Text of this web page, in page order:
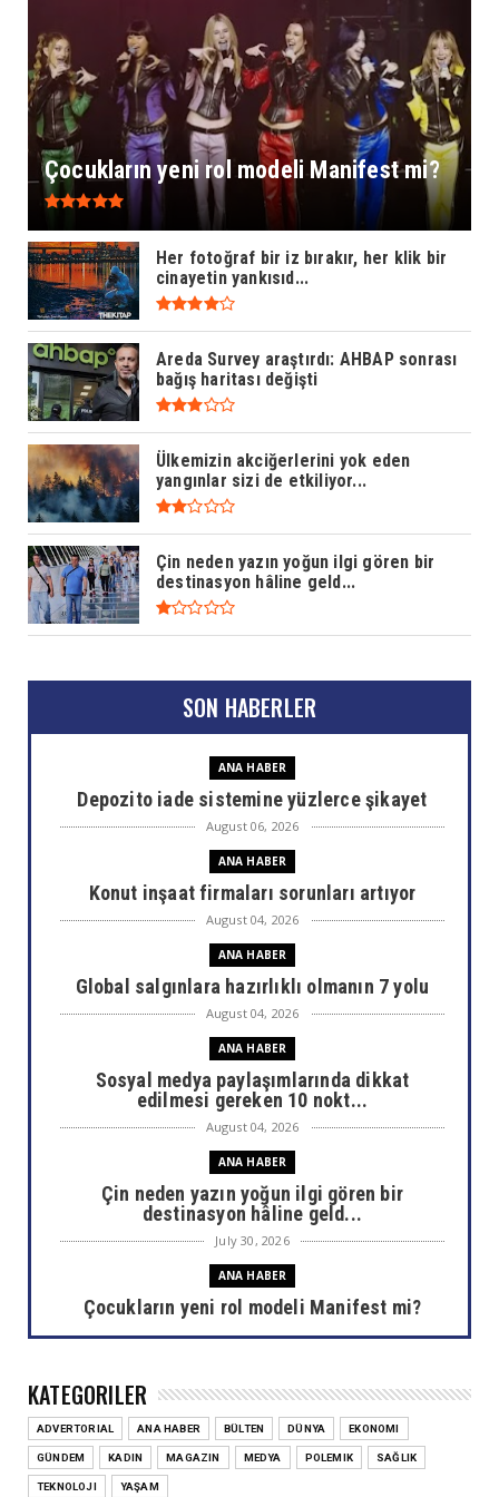
Çocukların yeni rol modeli Manifest mi?
Her fotoğraf bir iz bırakır, her klik bir
cinayetin yankısıd...
Areda Survey araştırdı: AHBAP sonrası
bağış haritası değişti
Ülkemizin akciğerlerini yok eden
yangınlar sizi de etkiliyor...
Çin neden yazın yoğun ilgi gören bir
destinasyon hâline geld...
SON HABERLER
ANA HABER
Depozito iade sistemine yüzlerce şikayet
August 06, 2026
ANA HABER
Konut inşaat firmaları sorunları artıyor
August 04, 2026
ANA HABER
Global salgınlara hazırlıklı olmanın 7 yolu
August 04, 2026
ANA HABER
Sosyal medya paylaşımlarında dikkat
edilmesi gereken 10 nokt...
August 04, 2026
ANA HABER
Çin neden yazın yoğun ilgi gören bir
destinasyon hâline geld...
July 30, 2026
ANA HABER
Çocukların yeni rol modeli Manifest mi?
July 30, 2026
Areda Survey araştırdı: AHBAP sonrası bağış
haritası değişti
July 30, 2026
KATEGORILER
ADVERTORIAL ANA HABER BÜLTEN DÜNYA EKONOMI
GÜNDEM KADIN MAGAZIN MEDYA POLEMIK SAĞLIK
TEKNOLOJI YAŞAM